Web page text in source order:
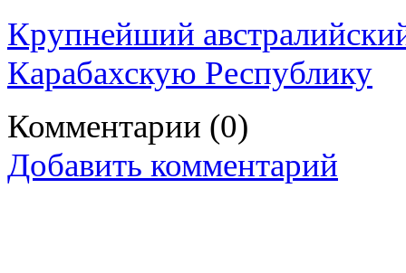
Крупнейший
Карабахскую Республику
Комментарии (0)
Добавить комментарий